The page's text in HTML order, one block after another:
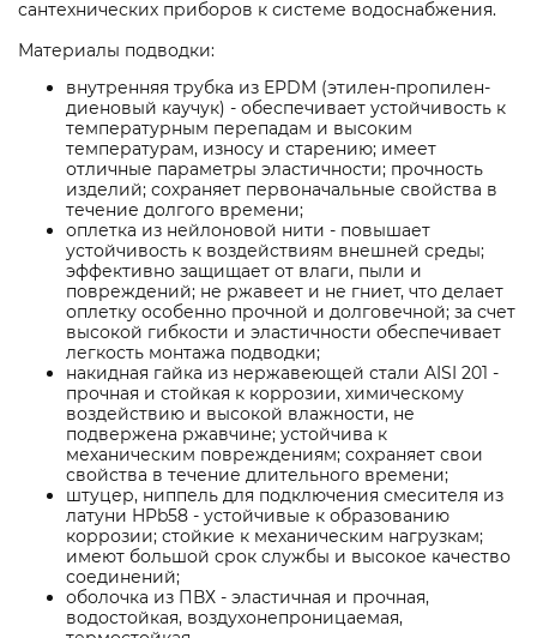
сантехнических приборов к системе водоснабжения.
Материалы подводки:
внутренняя трубка из EPDM (этилен-пропилен-
диеновый каучук) - обеспечивает устойчивость к
температурным перепадам и высоким
температурам, износу и старению; имеет
отличные параметры эластичности; прочность
изделий; сохраняет первоначальные свойства в
течение долгого времени;
оплетка из нейлоновой нити - повышает
устойчивость к воздействиям внешней среды;
эффективно защищает от влаги, пыли и
повреждений; не ржавеет и не гниет, что делает
оплетку особенно прочной и долговечной; за счет
высокой гибкости и эластичности обеспечивает
легкость монтажа подводки;
накидная гайка из нержавеющей стали AISI 201 -
прочная и стойкая к коррозии, химическому
воздействию и высокой влажности, не
подвержена ржавчине; устойчива к
механическим повреждениям; сохраняет свои
свойства в течение длительного времени;
штуцер, ниппель для подключения смесителя из
латуни HPb58 - устойчивые к образованию
коррозии; стойкие к механическим нагрузкам;
имеют большой срок службы и высокое качество
соединений;
оболочка из ПВХ - эластичная и прочная,
водостойкая, воздухонепроницаемая,